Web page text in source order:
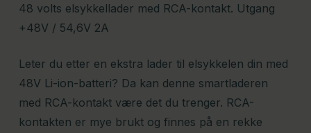
48 volts elsykkellader med RCA-kontakt. Utgang
+48V / 54,6V 2A
Leter du etter en ekstra lader til elsykkelen din med
48V Li-ion-batteri? Da kan denne smartladeren
med RCA-kontakt være det du trenger. RCA-
kontakten er mye brukt og finnes på en rekke